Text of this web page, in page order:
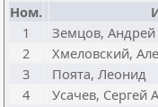
Ном.
1
Земцов,
2
Хмеловский,
3
Поята, Леонид
4
Усачев, Сергей